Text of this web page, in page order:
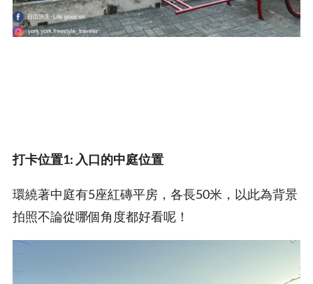
打卡位置1: 入口的中庭位置
環繞著中庭有5座紅磚平房，各長50米，以此為背景
拍照不論從哪個角度都好看呢！